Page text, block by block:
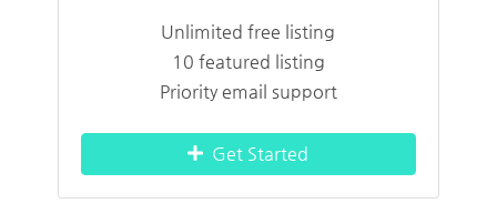
Unlimited free listing
10 featured listing
Priority email support
Get Started